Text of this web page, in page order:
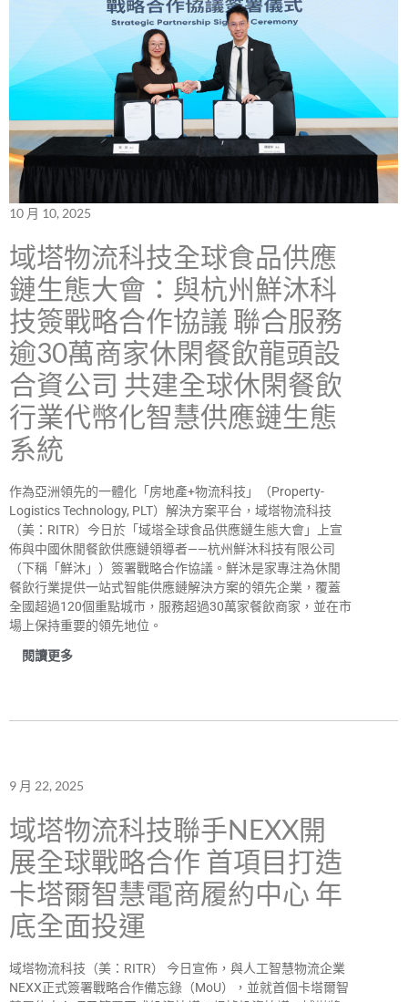
10 月 10, 2025
域塔物流科技全球食品供應
鏈生態大會：與杭州鮮沐科
技簽戰略合作協議 聯合服務
逾30萬商家休閑餐飲龍頭設
合資公司 共建全球休閑餐飲
行業代幣化智慧供應鏈生態
系統
作為亞洲領先的一體化「房地產+物流科技」（Property-
Logistics Technology, PLT）解決方案平台，域塔物流科技
（美：RITR）今日於「域塔全球食品供應鏈生態大會」上宣
佈與中國休閒餐飲供應鏈領導者——杭州鮮沐科技有限公司
（下稱「鮮沐」）簽署戰略合作協議。鮮沐是家專注為休閒
餐飲行業提供一站式智能供應鏈解決方案的領先企業，覆蓋
全國超過120個重點城市，服務超過30萬家餐飲商家，並在市
場上保持重要的領先地位。
閱讀更多
9 月 22, 2025
域塔物流科技聯手NEXX開
展全球戰略合作 首項目打造
卡塔爾智慧電商履約中心 年
底全面投運
域塔物流科技（美：RITR） 今日宣佈，與人工智慧物流企業
NEXX正式簽署戰略合作備忘錄（MoU），並就首個卡塔爾智